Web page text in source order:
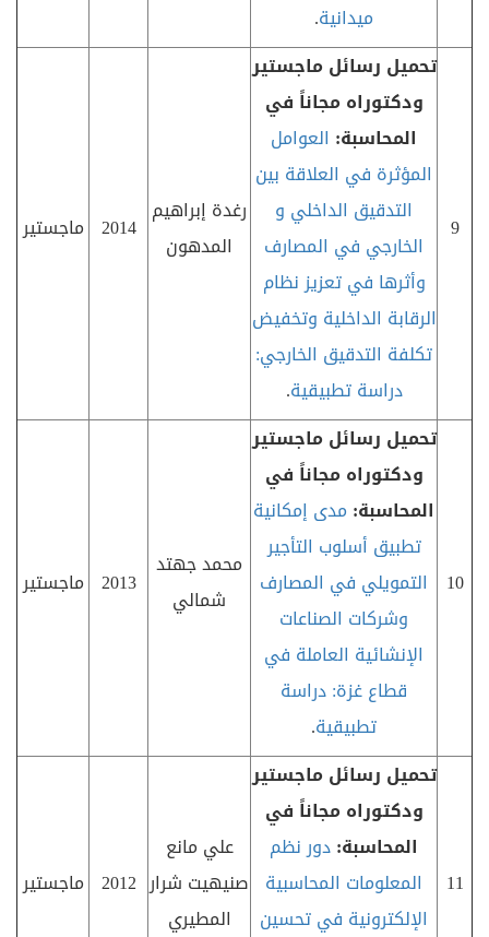
ميدانية.
9
تحميل رسائل ماجستير
ودكتوراه مجاناً في
المحاسبة: العوامل
المؤثرة في العلاقة بين
التدقيق الداخلي و
الخارجي في المصارف
وأثرها في تعزيز نظام
الرقابة الداخلية وتخفيض
تكلفة التدقيق الخارجي:
دراسة تطبيقية.
رغدة إبراهيم
المدهون
2014 ماجستير
10
تحميل رسائل ماجستير
ودكتوراه مجاناً في
المحاسبة: مدى إمكانية
تطبيق أسلوب التأجير
التمويلي في المصارف
وشركات الصناعات
الإنشائية العاملة في
قطاع غزة: دراسة
تطبيقية.
محمد جهتد
شمالي
2013 ماجستير
11
تحميل رسائل ماجستير
ودكتوراه مجاناً في
المحاسبة:دور نظم
المعلومات المحاسبية
الإلكترونية في تحسين
علي مانع
صنيهيت شرار
المطيري
2012 ماجستير